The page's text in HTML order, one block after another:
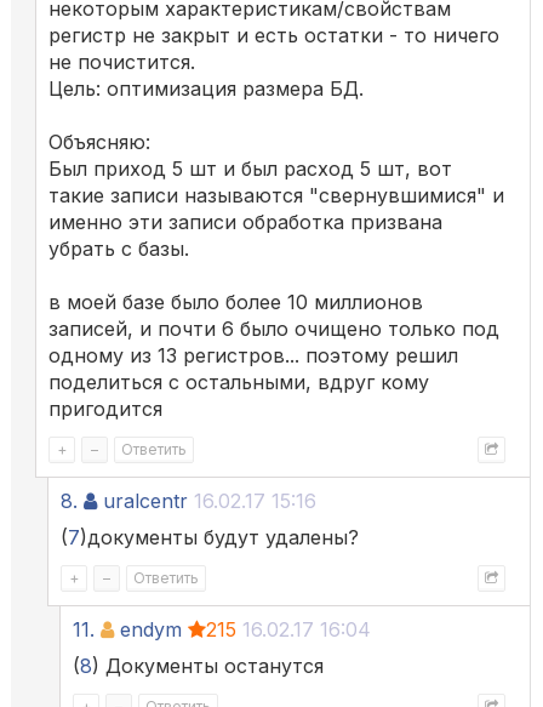
некоторым характеристикам/свойствам
регистр не закрыт и есть остатки - то ничего
не почистится.
Цель: оптимизация размера БД.
Объясняю:
Был приход 5 шт и был расход 5 шт, вот
такие записи называются "свернувшимися" и
именно эти записи обработка призвана
убрать с базы.
в моей базе было более 10 миллионов
записей, и почти 6 было очищено только под
одному из 13 регистров... поэтому решил
поделиться с остальными, вдруг кому
пригодится
+ – Ответить
8. uralcentr 16.02.17 15:16
(7)документы будут удалены?
+ – Ответить
11. endym 215 16.02.17 16:04
(8) Документы останутся